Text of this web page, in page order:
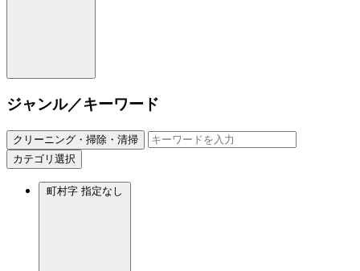
ジャンル／キーワード
クリーニング・掃除・清掃
カテゴリ選択
町村字 指定なし